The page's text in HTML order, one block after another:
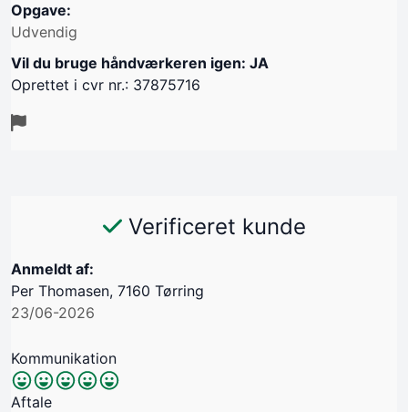
Opgave:
Udvendig
Vil du bruge håndværkeren igen: JA
Oprettet i cvr nr.: 37875716
Verificeret kunde
Anmeldt af:
Per Thomasen, 7160 Tørring
23/06-2026
Kommunikation
Aftale